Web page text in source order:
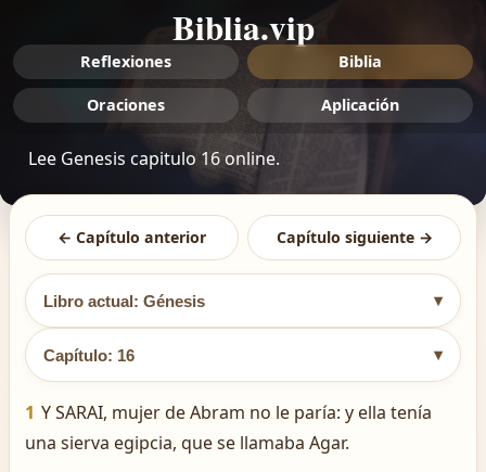
Biblia.vip
Reflexiones Biblia
Oraciones Aplicación
Lee Genesis capitulo 16 online.
← Capítulo anterior Capítulo siguiente →
Libro actual: Génesis ▾
Capítulo: 16 ▾
1 Y SARAI, mujer de Abram no le paría: y ella tenía
una sierva egipcia, que se llamaba Agar.